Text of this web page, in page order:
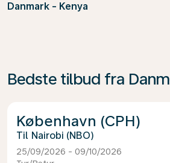
Danmark - Kenya
Bedste tilbud fra
København (CPH)
Nairobi (NBO)
25/09/2026 - 09/10/2026